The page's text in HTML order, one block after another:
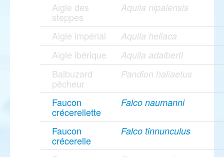
Aigle des
steppes
Aquila nipalensis
Aigle impérial Aquila heliaca
Aigle ibérique Aquila adalberti
Balbuzard
pêcheur
Pandion haliaetus
Faucon
crécerellette
Falco naumanni
Faucon
crécerelle
Falco tinnunculus